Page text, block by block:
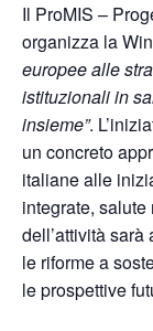
Il ProMIS –
organizza la
europee alle
istituzionali in
insieme”.
un concreto
italiane alle
integrate,
dell’attività
le riforme a
le prospettive